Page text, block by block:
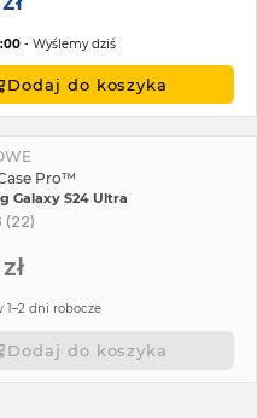
- Wyślemy dziś
Dodaj do koszyka
Pro™
Galaxy S24 Ultra
(22)
1–2 dni robocze
Dodaj do koszyka